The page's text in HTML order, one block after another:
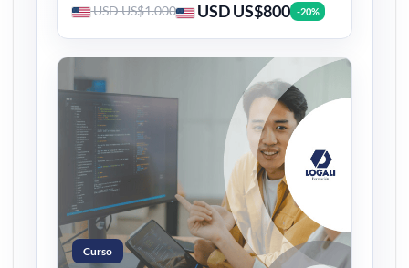
USD US$1.000 USD US$800 -20%
Curso